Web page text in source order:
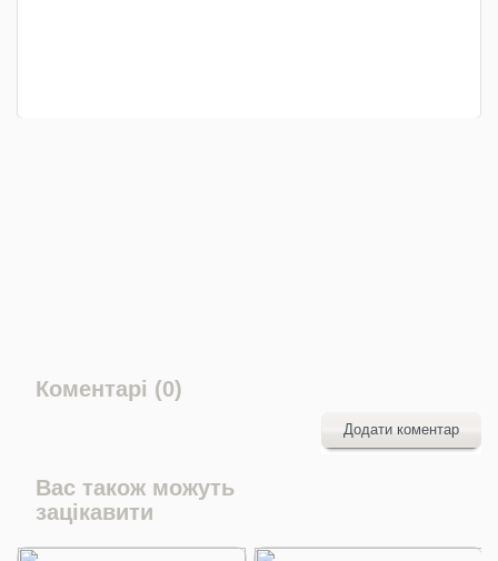
Коментарі (0)
Додати коментар
Вас також можуть
зацікавити